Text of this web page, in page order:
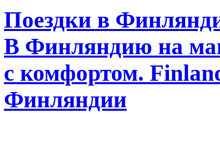
Поездки в
В Финляндию на
с комфортом.
Финляндии